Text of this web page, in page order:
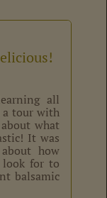
all
a tour with
what
It was
how
look for to
balsamic